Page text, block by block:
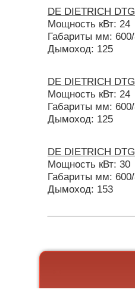
DE DIETRICH
Мощность кВт: 24
Габариты мм:
Дымоход: 125
DE DIETRICH
Мощность кВт: 24
Габариты мм:
Дымоход: 125
DE DIETRICH
Мощность кВт: 30
Габариты мм:
Дымоход: 153